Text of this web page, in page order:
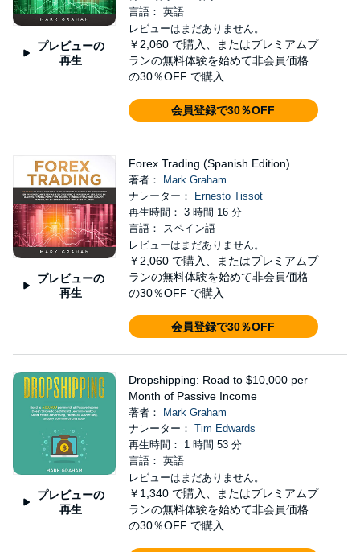
プレビューの
再生
言語： 英語
レビューはまだありません。
￥2,060 で購入、またはプレミアムプ
ランの無料体験を始めて非会員価格
の30％OFF で購入
会員登録で30％OFF
プレビューの
再生
Forex Trading (Spanish Edition)
著者：
Mark Graham
ナレーター：
Ernesto Tissot
再生時間： 3 時間 16 分
言語： スペイン語
レビューはまだありません。
￥2,060 で購入、またはプレミアムプ
ランの無料体験を始めて非会員価格
の30％OFF で購入
会員登録で30％OFF
プレビューの
再生
Dropshipping: Road to $10,000 per
Month of Passive Income
著者：
Mark Graham
ナレーター： Tim Edwards
再生時間： 1 時間 53 分
言語： 英語
レビューはまだありません。
￥1,340 で購入、またはプレミアムプ
ランの無料体験を始めて非会員価格
の30％OFF で購入